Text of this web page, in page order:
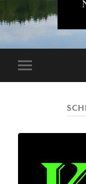
Mobile-
Menü